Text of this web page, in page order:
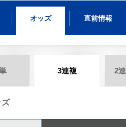
オッズ 直前情報
3連複 2
ズ